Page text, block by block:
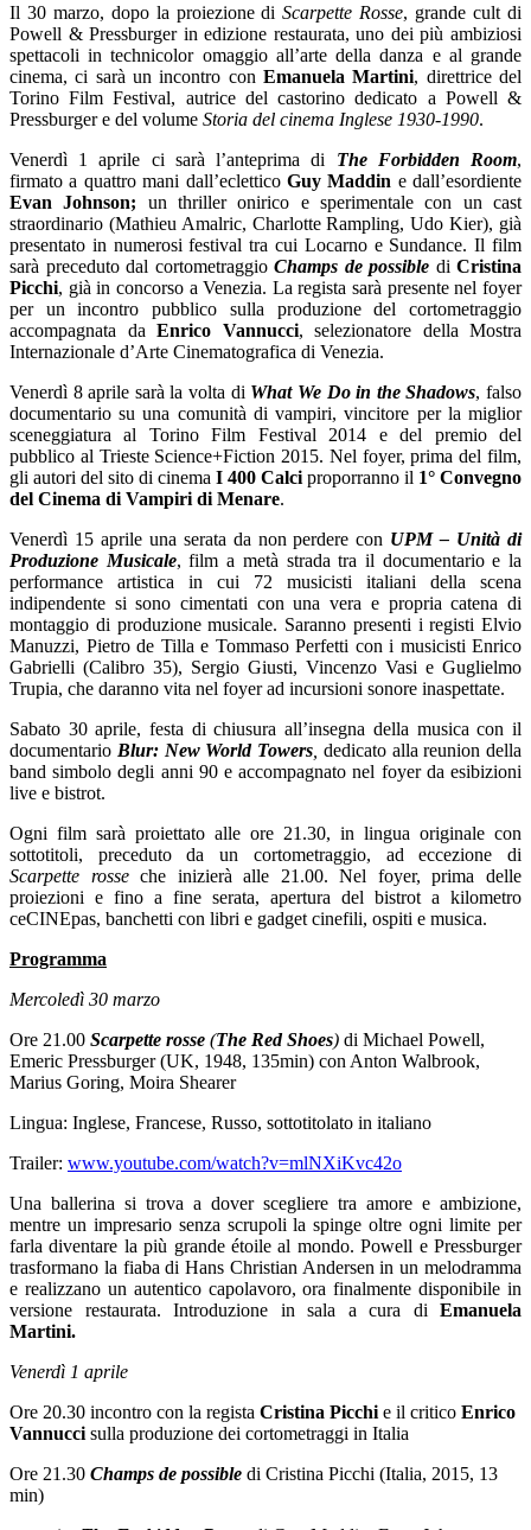
Il 30 marzo, dopo la proiezione diScarpette Rosse, grande cult di
Powell & Pressburger in edizione restaurata, uno dei più ambiziosi
spettacoli in technicolor omaggio all’arte della danza e al grande
cinema, ci sarà un incontro con Emanuela Martini, direttrice del
Torino Film Festival, autrice del castorino dedicato a Powell &
Pressburger e del volume Storia del cinema Inglese 1930-1990.
Venerdì 1 aprile ci sarà l’anteprima di The Forbidden Room,
firmato a quattro mani dall’eclettico Guy Maddin e dall’esordiente
Evan Johnson; un thriller onirico e sperimentale con un cast
straordinario (Mathieu Amalric, Charlotte Rampling, Udo Kier), già
presentato in numerosi festival tra cui Locarno e Sundance. Il film
sarà preceduto dal cortometraggio Champs de possible di Cristina
Picchi, già in concorso a Venezia. La regista sarà presente nel foyer
per un incontro pubblico sulla produzione del cortometraggio
accompagnata da Enrico Vannucci, selezionatore della Mostra
Internazionale d’Arte Cinematografica di Venezia.
Venerdì 8 aprile sarà la volta di What We Do in the Shadows, falso
documentario su una comunità di vampiri, vincitore per la miglior
sceneggiatura al Torino Film Festival 2014 e del premio del
pubblico al Trieste Science+Fiction 2015. Nel foyer, prima del film,
gli autori del sito di cinema I 400 Calci proporranno il 1° Convegno
del Cinema di Vampiri di Menare.
Venerdì 15 aprile una serata da non perdere con UPM – Unità di
Produzione Musicale, film a metà strada tra il documentario e la
performance artistica in cui 72 musicisti italiani della scena
indipendente si sono cimentati con una vera e propria catena di
montaggio di produzione musicale. Saranno presenti i registi Elvio
Manuzzi, Pietro de Tilla e Tommaso Perfetti con i musicisti Enrico
Gabrielli (Calibro 35), Sergio Giusti, Vincenzo Vasi e Guglielmo
Trupia, che daranno vita nel foyer ad incursioni sonore inaspettate.
Sabato 30 aprile, festa di chiusura all’insegna della musica con il
documentario Blur: New World Towers dedicato alla reunion della
band simbolo degli anni 90 e accompagnato nel foyer da esibizioni
live e bistrot.
Ogni film sarà proiettato alle ore 21.30, in lingua originale con
sottotitoli, preceduto da un cortometraggio, ad eccezione di
Scarpette rosseche inizierà alle 21.00. Nel foyer, prima delle
proiezioni e fino a fine serata, apertura del bistrot a kilometro
ceCINEpas, banchetti con libri e gadget cinefili, ospiti e musica.
Programma
Mercoledì 30 marzo
Ore 21.00 Scarpette rosse (The Red Shoes) di Michael Powell,
Emeric Pressburger (UK, 1948, 135min) con Anton Walbrook,
Marius Goring, Moira Shearer
Lingua: Inglese, Francese, Russo, sottotitolato in italiano
Trailer: www.youtube.com/watch?v=mlNXiKvc42o
Una ballerina si trova a dover scegliere tra amore e ambizione,
mentre un impresario senza scrupoli la spinge oltre ogni limite per
farla diventare la più grande étoile al mondo. Powell e Pressburger
trasformano la fiaba di Hans Christian Andersen in un melodramma
e realizzano un autentico capolavoro, ora finalmente disponibile in
versione restaurata. Introduzione in sala a cura di Emanuela
Martini.
Venerdì 1 aprile
Ore 20.30 incontro con la regista Cristina Picchi e il critico Enrico
Vannucci sulla produzione dei cortometraggi in Italia
Ore 21.30 Champs de possible di Cristina Picchi (Italia, 2015, 13
min)